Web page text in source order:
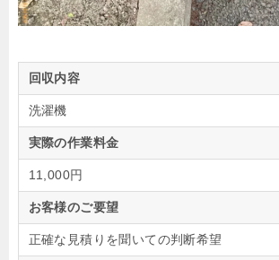
回収内容
洗濯機
実際の作業料金
11,000円
お客様のご要望
正確な見積りを聞いての判断希望